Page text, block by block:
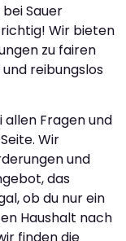
Sauer
Wir bieten
zu fairen
reibungslos
Fragen und
Wir
und
das
ob du nur ein
Haushalt nach